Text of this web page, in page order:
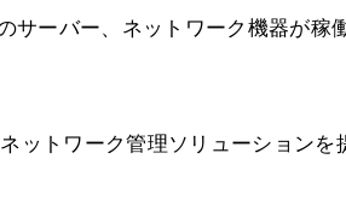
サーバー、ネットワーク機器が
ットワーク管理ソリューション